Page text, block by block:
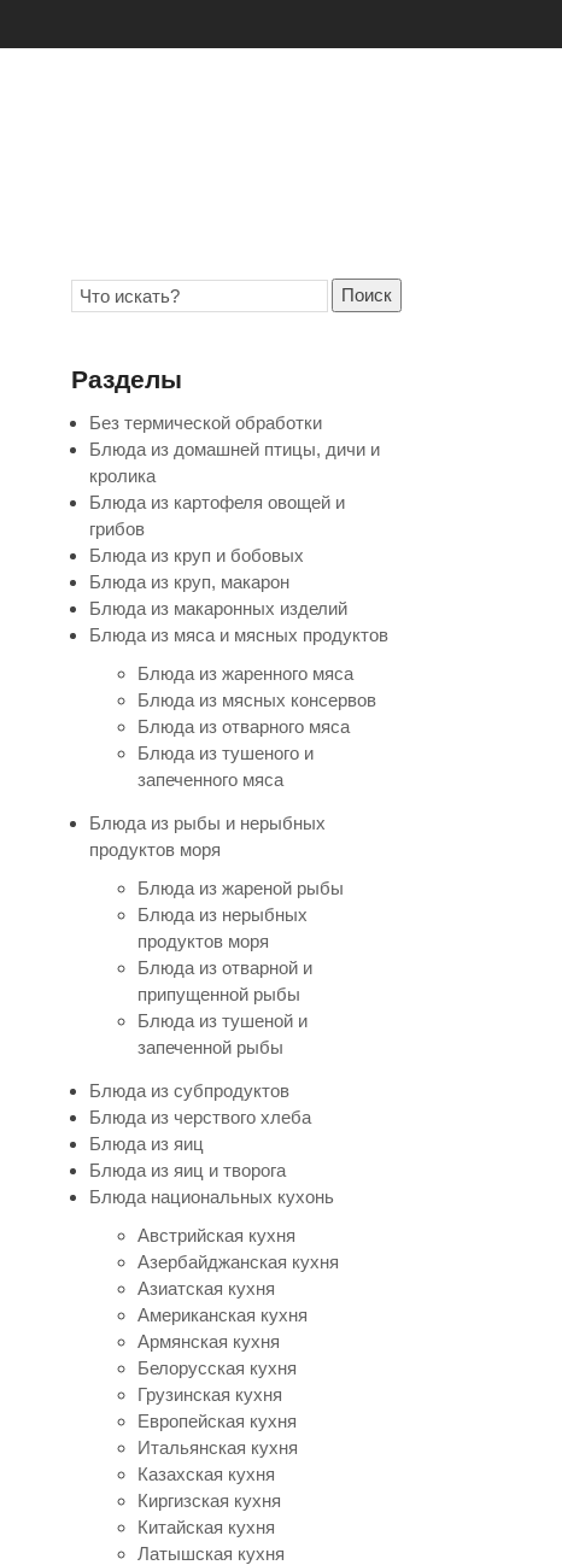
Поиск
Разделы
Без термической обработки
Блюда из домашней птицы, дичи и
кролика
Блюда из картофеля овощей и
грибов
Блюда из круп и бобовых
Блюда из круп, макарон
Блюда из макаронных изделий
Блюда из мяса и мясных продуктов
Блюда из жаренного мяса
Блюда из мясных консервов
Блюда из отварного мяса
Блюда из тушеного и
запеченного мяса
Блюда из рыбы и нерыбных
продуктов моря
Блюда из жареной рыбы
Блюда из нерыбных
продуктов моря
Блюда из отварной и
припущенной рыбы
Блюда из тушеной и
запеченной рыбы
Блюда из субпродуктов
Блюда из черствого хлеба
Блюда из яиц
Блюда из яиц и творога
Блюда национальных кухонь
Австрийская кухня
Азербайджанская кухня
Азиатская кухня
Американская кухня
Армянская кухня
Белорусская кухня
Грузинская кухня
Европейская кухня
Итальянская кухня
Казахская кухня
Киргизская кухня
Китайская кухня
Латышская кухня